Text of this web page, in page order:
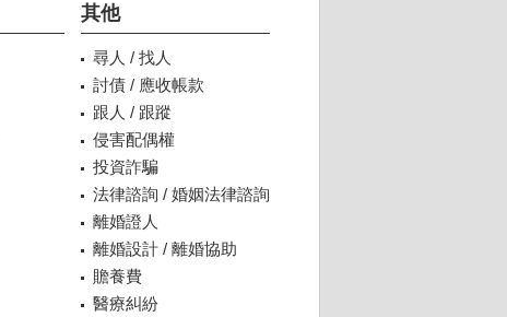
其他
尋人 / 找人
討債 / 應收帳款
跟人 / 跟蹤
侵害配偶權
投資詐騙
法律諮詢 / 婚姻法律諮詢
離婚證人
離婚設計 / 離婚協助
贍養費
醫療糾紛